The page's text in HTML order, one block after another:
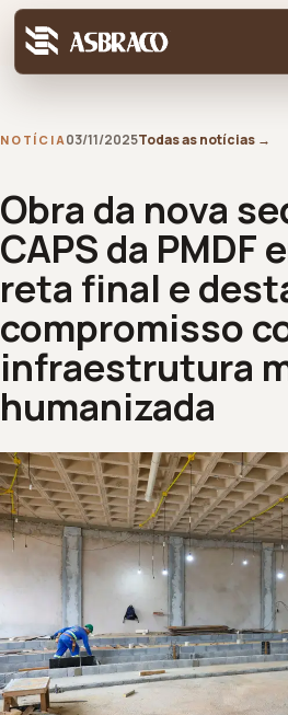
NOTÍCIA03/11/2025Todas as notícias →
Obra da nova
CAPS da PMDF
reta final e
compromisso
infraestrutura
humanizada